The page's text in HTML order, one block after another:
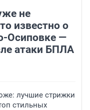
не
известно о
Осиповке —
атаки БПЛА
лучшие стрижки
стильных